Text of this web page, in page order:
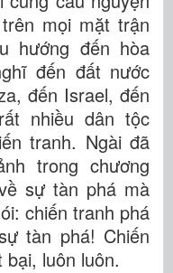
mọi mặt trận
hướng đến hòa
đến đất nước
đến Israel, đến
nhiều dân tộc
tranh. Ngài đã
trong chương
sự tàn phá mà
chiến tranh phá
tàn phá! Chiến
luôn luôn.